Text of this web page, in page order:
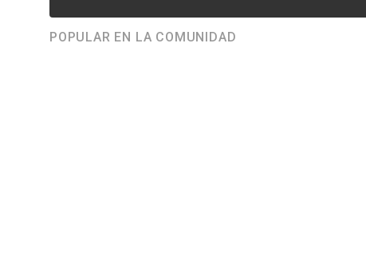
POPULAR EN LA COMUNIDAD